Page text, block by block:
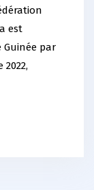
est
Guinée par